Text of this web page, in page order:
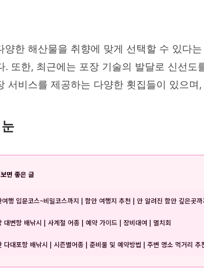
한 해산물을 취향에 맞게 선택할 수 있다
또한, 최근에는 포장 기술의 발달로 신선
서비스를 제공하는 다양한 횟집들이 있으
면 좋은 글
여행 입문코스~비밀코스까지 | 함안 여행지 추천 | 안 알려진 함안 깊은곳까
대변항 배낚시 | 사계절 어종 | 예약 가이드 | 장비대여 | 멸치회
다대포항 배낚시 | 시즌별어종 | 준비물 및 예약방법 | 주변 명소 먹거리 추